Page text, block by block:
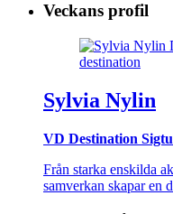
Veckans profil
Sylvia Nylin
VD Destination
Från starka enskilda
samverkan skapar en